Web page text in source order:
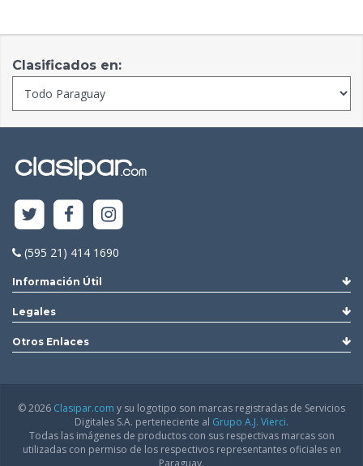
Clasificados en:
(595 21) 414 1690
Información Útil
Legales
Otros Enlaces
© 2026 Clasipar.com y su logotipo son marcas registradas de Servicios
Digitales S.A. perteneciente al Grupo A.J. Vierci.
Todas las imágenes de productos con sus respectivas marcas son
utilizadas con permiso de los respectivos representantes oficiales en
Paraguay.